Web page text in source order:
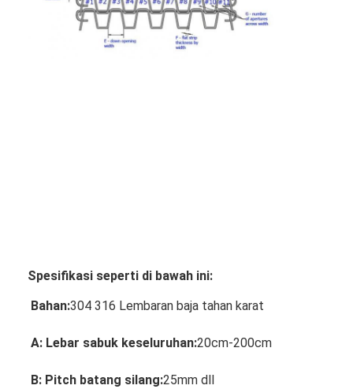
Spesifikasi seperti di bawah ini:
Bahan:304 316 Lembaran baja tahan karat
A: Lebar sabuk keseluruhan:20cm-200cm
B: Pitch batang silang:25mm dll